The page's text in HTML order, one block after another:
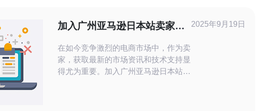
加入广州亚马逊日本站卖家群
在如今竞争激烈的电商市场中，作为卖
家，获取最新的市场资讯和技术支持显
得尤为重要。加入广州亚马逊日本站的
2025年9月19日